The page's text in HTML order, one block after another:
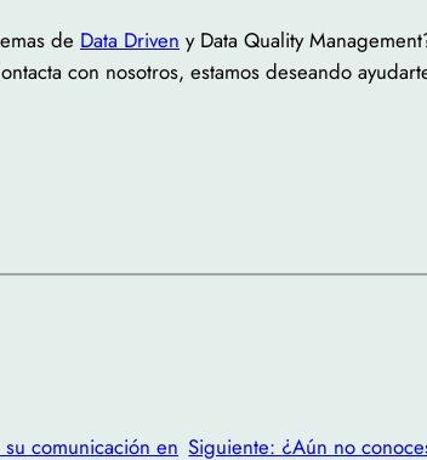
de Data Driven y Data Quality
con nosotros, estamos deseando
comunicación en Siguiente: ¿Aún no